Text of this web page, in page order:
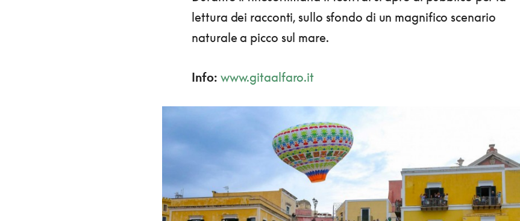
lettura dei racconti, sullo sfondo di un magnifico scenario
naturale a picco sul mare.
Info: www.gitaalfaro.it